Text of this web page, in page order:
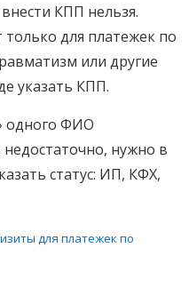
КПП нельзя.
для платежек по
или другие
указать КПП.
одного ФИО
нужно в
статус: ИП, КФХ,
для платежек по